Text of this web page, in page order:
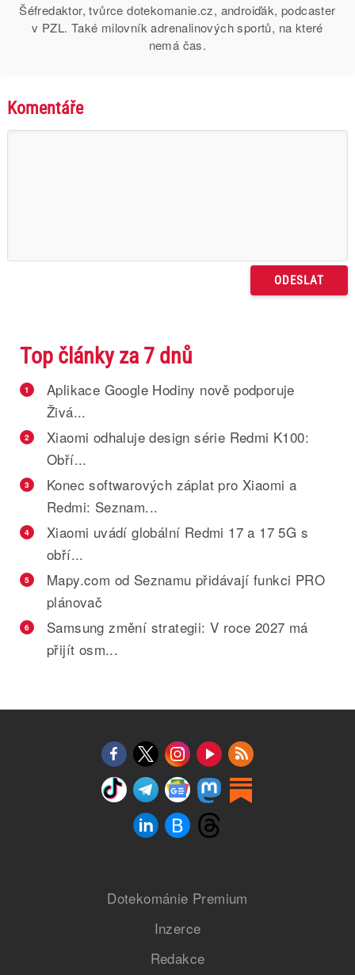
Šéfredaktor, tvůrce dotekomanie.cz, androiďák, podcaster
v PZL. Také milovník adrenalinových sportů, na které
nemá čas.
Komentáře
Top články za 7 dnů
1
Aplikace Google Hodiny nově podporuje
Živá...
2
Xiaomi odhaluje design série Redmi K100:
Obří...
3
Konec softwarových záplat pro Xiaomi a
Redmi: Seznam...
4
Xiaomi uvádí globální Redmi 17 a 17 5G s
obří...
5
Mapy.com od Seznamu přidávají funkci PRO
plánovač
6
Samsung změní strategii: V roce 2027 má
přijít osm...
Dotekománie Premium
Inzerce
Redakce